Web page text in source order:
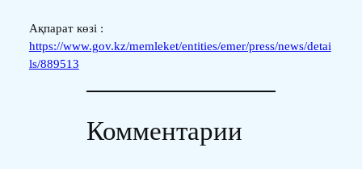
Ақпарат көзі :
https://www.gov.kz/memleket/entities/emer/press/news/detai
ls/889513
Комментарии